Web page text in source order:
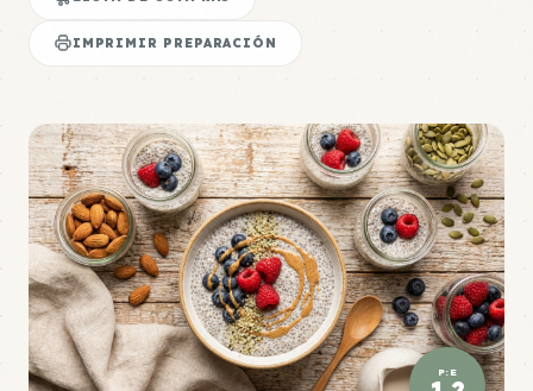
IMPRIMIR PREPARACIÓN
P:E